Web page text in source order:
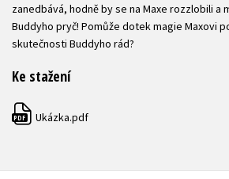
zanedbává, hodně by se na Maxe rozzlobili a
Buddyho pryč! Pomůže dotek magie Maxovi
skutečnosti Buddyho rád?
Ke stažení
PDF Ukázka.pdf